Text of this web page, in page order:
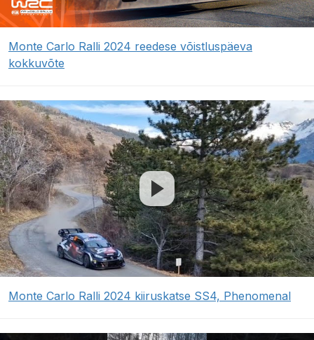
Monte Carlo Ralli 2024 reedese võistluspäeva
kokkuvõte
Monte Carlo Ralli 2024 kiiruskatse SS4, Phenomenal